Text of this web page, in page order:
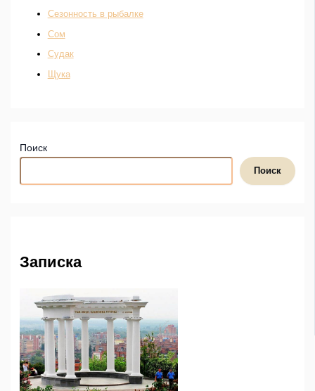
Сезонность в рыбалке
Сом
Судак
Щука
Поиск
Поиск
Записка